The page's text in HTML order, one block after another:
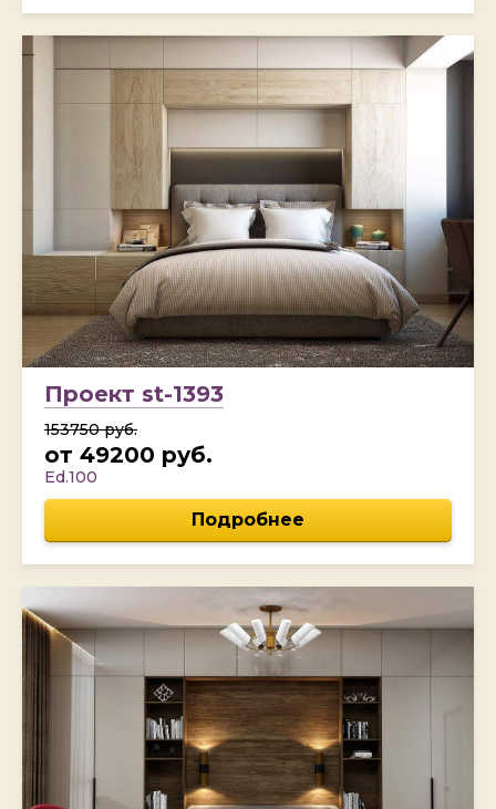
Проект st-1393
153750 руб.
от 49200 руб.
Ed.100
Подробнее